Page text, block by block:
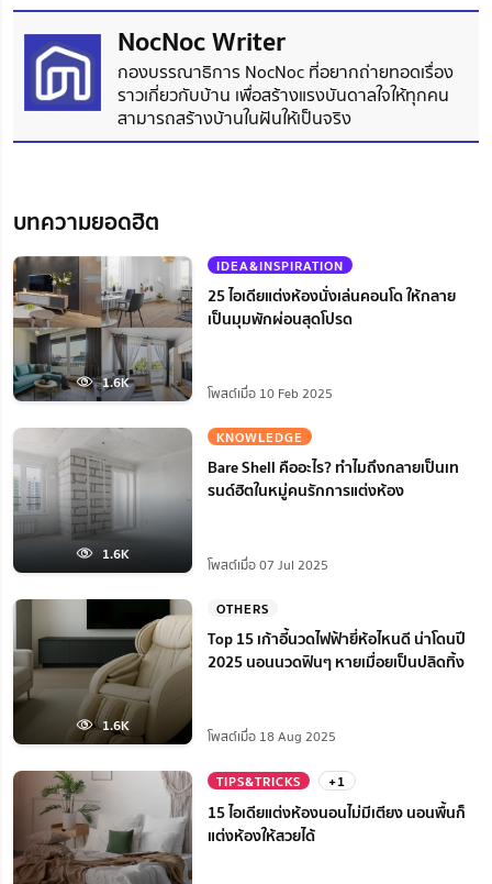
NocNoc Writer
กองบรรณาธิการ NocNoc ที่อยากถ่ายทอดเรื่อง
ราวเกี่ยวกับบ้าน เพื่อสร้างแรงบันดาลใจให้ทุกคน
สามารถสร้างบ้านในฝันให้เป็นจริง
บทความยอดฮิต
1.6K
IDEA&INSPIRATION
25 ไอเดียแต่งห้องนั่งเล่นคอนโด ให้กลาย
เป็นมุมพักผ่อนสุดโปรด
โพสต์เมื่อ 10 Feb 2025
1.6K
KNOWLEDGE
Bare Shell คืออะไร? ทำไมถึงกลายเป็นเท
รนด์ฮิตในหมู่คนรักการแต่งห้อง
โพสต์เมื่อ 07 Jul 2025
1.6K
OTHERS
Top 15 เก้าอี้นวดไฟฟ้ายี่ห้อไหนดี น่าโดนปี
2025 นอนนวดฟินๆ หายเมื่อยเป็นปลิดทิ้ง
โพสต์เมื่อ 18 Aug 2025
TIPS&TRICKS +1
15 ไอเดียแต่งห้องนอนไม่มีเตียง นอนพื้นก็
แต่งห้องให้สวยได้